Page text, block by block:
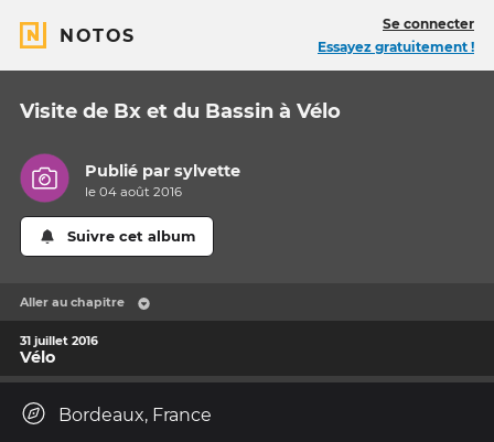
NOTOS
Se connecter
Essayez gratuitement !
Visite de Bx et du Bassin à Vélo
Publié parsylvette
le 04 août 2016
Suivre cet album
Aller au chapitre
31 juillet 2016
Vélo
Bordeaux, France